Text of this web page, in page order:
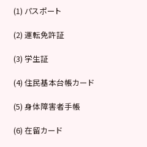
(1) パスポート
(2) 運転免許証
(3) 学生証
(4) 住民基本台帳カード
(5) 身体障害者手帳
(6) 在留カード